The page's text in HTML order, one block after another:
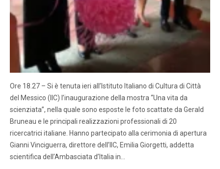
Ore 18.27 – Si è tenuta ieri all’Istituto Italiano di Cultura di Città
del Messico (IIC) l’inaugurazione della mostra “Una vita da
scienziata”, nella quale sono esposte le foto scattate da Gerald
Bruneau e le principali realizzazioni professionali di 20
ricercatrici italiane. Hanno partecipato alla cerimonia di apertura
Gianni Vinciguerra, direttore dell’IIC, Emilia Giorgetti, addetta
scientifica dell’Ambasciata d’Italia in…